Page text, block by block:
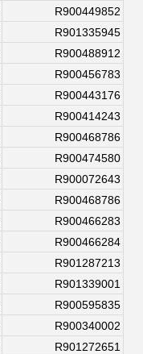
R900449852
R901335945
R900488912
R900456783
R900443176
R900414243
R900468786
R900474580
R900072643
R900468786
R900466283
R900466284
R901287213
R901339001
R900595835
R900340002
R901272651